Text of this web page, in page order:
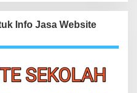
Info Jasa Website